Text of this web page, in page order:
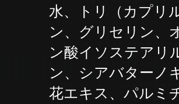
水、トリ（カプリ
ン、グリセリン、
ン酸イソステアリ
ン、シアバターノ
花エキス、パルミ